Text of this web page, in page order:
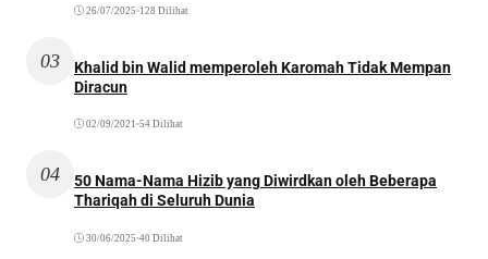
26/07/2025 •128 Dilihat
03
Khalid bin Walid memperoleh Karomah Tidak Mempan
Diracun
02/09/2021 •54 Dilihat
04
50 Nama-Nama Hizib yang Diwirdkan oleh Beberapa
Thariqah di Seluruh Dunia
30/06/2025 •40 Dilihat